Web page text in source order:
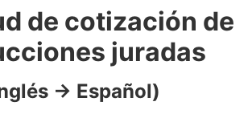
de cotización de
juradas
-> Español)